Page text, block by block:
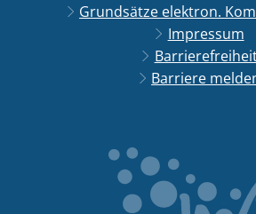
Grundsätze elektron.
Impressum
Barriere